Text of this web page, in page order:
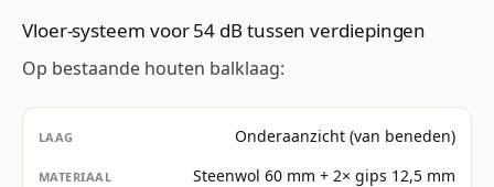
Vloer-systeem voor 54 dB tussen verdiepingen
Op bestaande houten balklaag:
Onderaanzicht (van beneden)
Steenwol 60 mm + 2× gips 12,5 mm